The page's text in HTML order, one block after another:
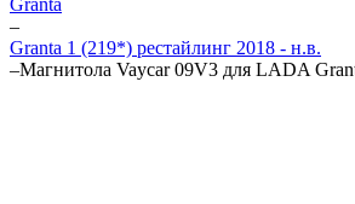
Granta
–
Granta 1 (219*) рестайлинг 2018 - н.в.
–Магнитола Vaycar 09V3 для LADA